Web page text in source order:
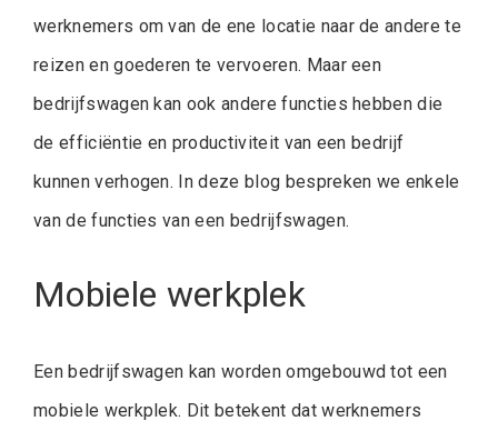
werknemers om van de ene locatie naar de andere te
reizen en goederen te vervoeren. Maar een
bedrijfswagen kan ook andere functies hebben die
de efficiëntie en productiviteit van een bedrijf
kunnen verhogen. In deze blog bespreken we enkele
van de functies van een bedrijfswagen.
Mobiele werkplek
Een bedrijfswagen kan worden omgebouwd tot een
mobiele werkplek. Dit betekent dat werknemers